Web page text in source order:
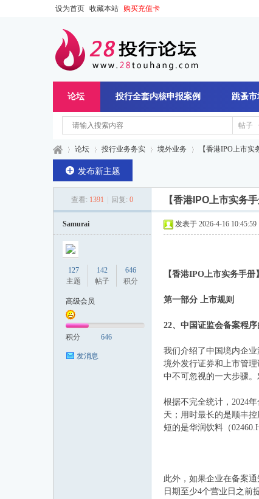
设为首页 收藏本站 购买充值卡
论坛 投行全套内核申报案例 跳蚤市
帖子
论坛
›
投行业务务实 境外业务
›
【香港IPO上市
发布新主题
查看: 1391 回复: 0 【香港IPO上市实务
Samurai
127
主题
142
帖子
646
积分
高级会员
积分 646
发消息
发表于 2026-4-16 10:45:59
【香港IPO上市实务手册】
第一部分 上市规则
22、中国证监会备案程
我们介绍了中国境内企
境外发行证券和上市管
中不可忽视的一大步骤
根据不完全统计，2024
天；用时最长的是顺丰
短的是华润饮料（
此外，如果企业在备案
日期至少4个营业日之前